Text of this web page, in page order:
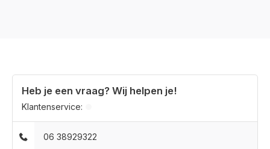
Heb je een vraag? Wij helpen je!
Klantenservice:
06 38929322